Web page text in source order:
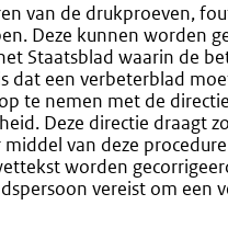
van de drukproeven,
Deze kunnen worden
Staatsblad waarin de
dat een verbeterblad
te nemen met de
Deze directie draagt
van deze
worden
vereist om een